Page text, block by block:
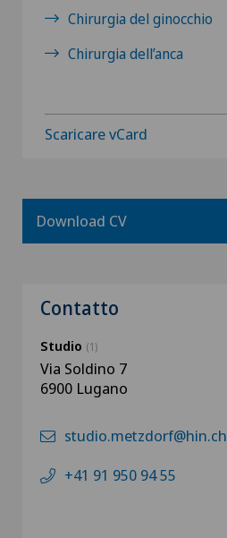
Chirurgia del ginocchio
Chirurgia dell’anca
Scaricare vCard
Download CV
Contatto
Studio (1)
Via Soldino 7
6900 Lugano
studio.metzdorf@hin.ch
+41 91 950 94 55